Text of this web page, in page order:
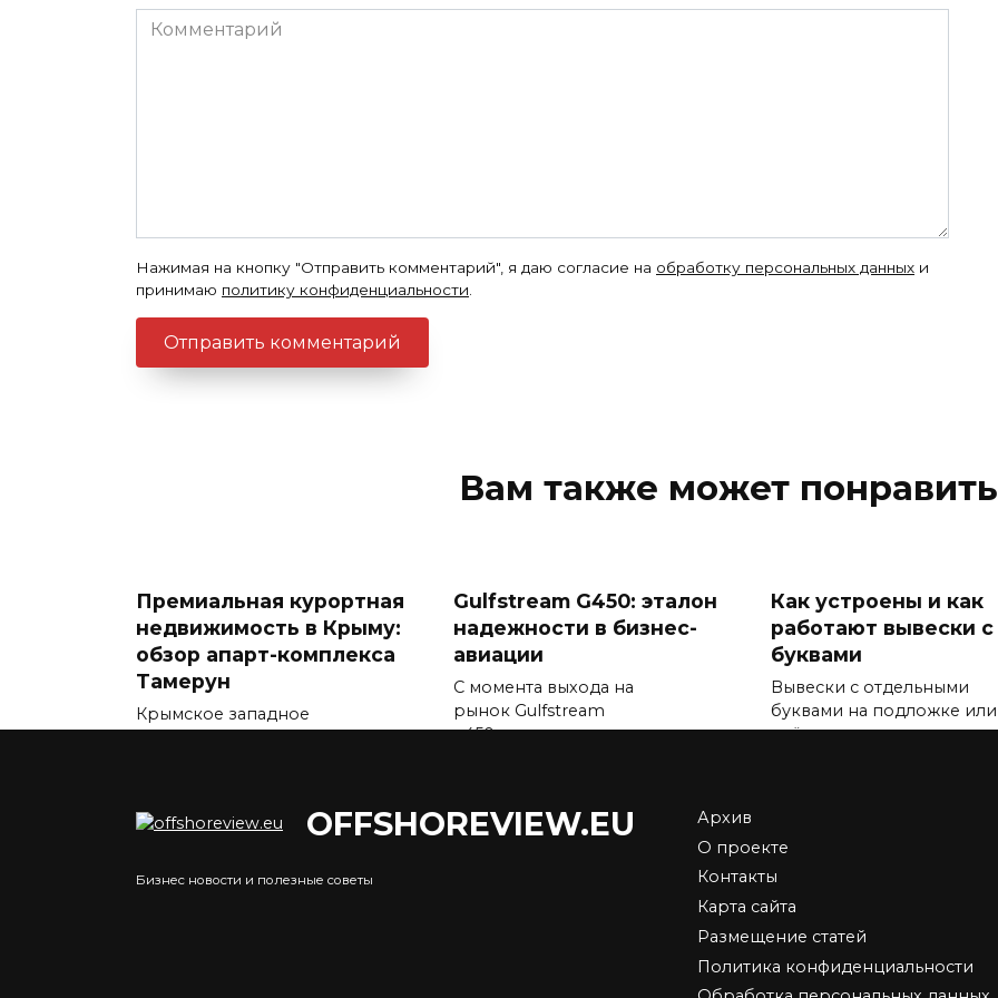
Комментарий
Нажимая на кнопку "Отправить комментарий", я даю согласие на обработку персональных данных и
принимаю политику конфиденциальности
Вам также может
Премиальная курортная
недвижимость в Крыму:
обзор апарт-комплекса
Тамерун
Крымское западное
Gulfstream G450: эталон
надежности в бизнес-
авиации
С момента выхода на
рынок Gulfstream
g450 представляет
Как устроены и как
работают вывески с
буквами
Вывески с отдельными
буквами на подложке
неё
Аренда помещения под
выбрать лучшее место
Гортензия: букет,
который
своей красотой и
OFFSHOREVIEW.EU
Бизнес новости и полезные советы
Архив
О проекте
Контакты
Карта сайта
Размещение статей
Политика конфиденциальности